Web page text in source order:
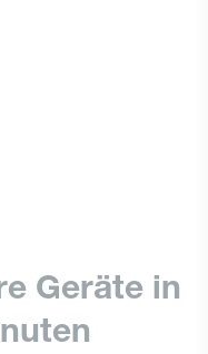
Geräte in